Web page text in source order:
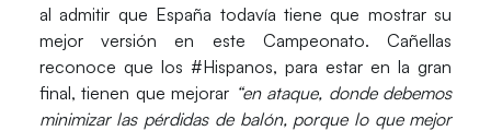
al admitir que España todavía tiene que mostrar su
mejor versión en este Campeonato. Cañellas
reconoce que los #Hispanos, para estar en la gran
final, tienen que mejorar “en ataque, donde debemos
minimizar las pérdidas de balón, porque lo que mejor